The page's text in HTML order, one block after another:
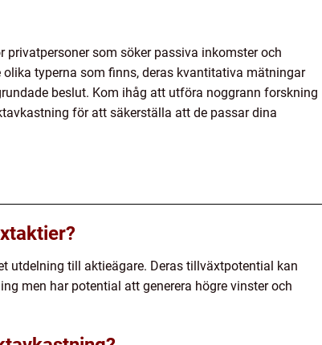
som söker passiva inkomster och
typerna som finns, deras kvantitativa mätningar
beslut. Kom ihåg att utföra noggrann forskning
för att säkerställa att de passar dina
utdelning till aktieägare. Deras tillväxtpotential kan
men har potential att generera högre vinster och